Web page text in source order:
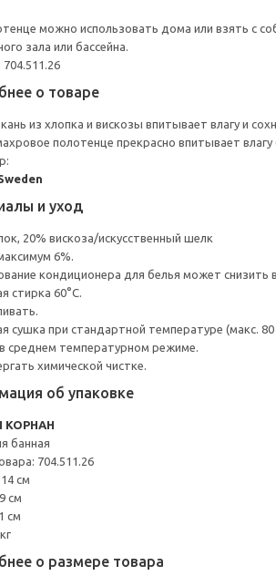
можно использовать дома или взять с
зала или бассейна.
о товаре
из хлопка и вискозы впитывает влагу и
полотенце прекрасно впитывает влагу
и уход
20% вискоза/искусственный шелк
6%.
кондиционера для белья может
стирка 60°С.
сушка при стандартной температуре (макс. 80
среднем температурном режиме.
химической чистке.
об упаковке
КОРНАН
банная
704.511.26
см
см
см
о размере товара